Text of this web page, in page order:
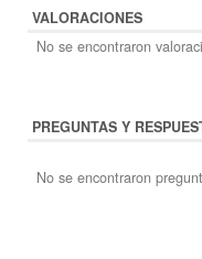
VALORACIONES
No se encontraron
PREGUNTAS Y
No se encontraron